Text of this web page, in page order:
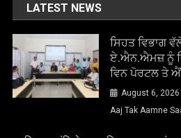
LATEST NEWS
ਸਿਹਤ ਵਿਭਾਗ
ਏ.ਐਨ.ਐਮਜ਼ ਨੂੰ
ਵਿਨ ਪੋਰਟਲ ਤੇ
August 6, 2026
Aaj Tak Aamne